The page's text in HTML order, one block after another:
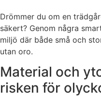
Drömmer du om en
säkert? Genom några
miljö där både små och
utan oro.
Material och
risken för